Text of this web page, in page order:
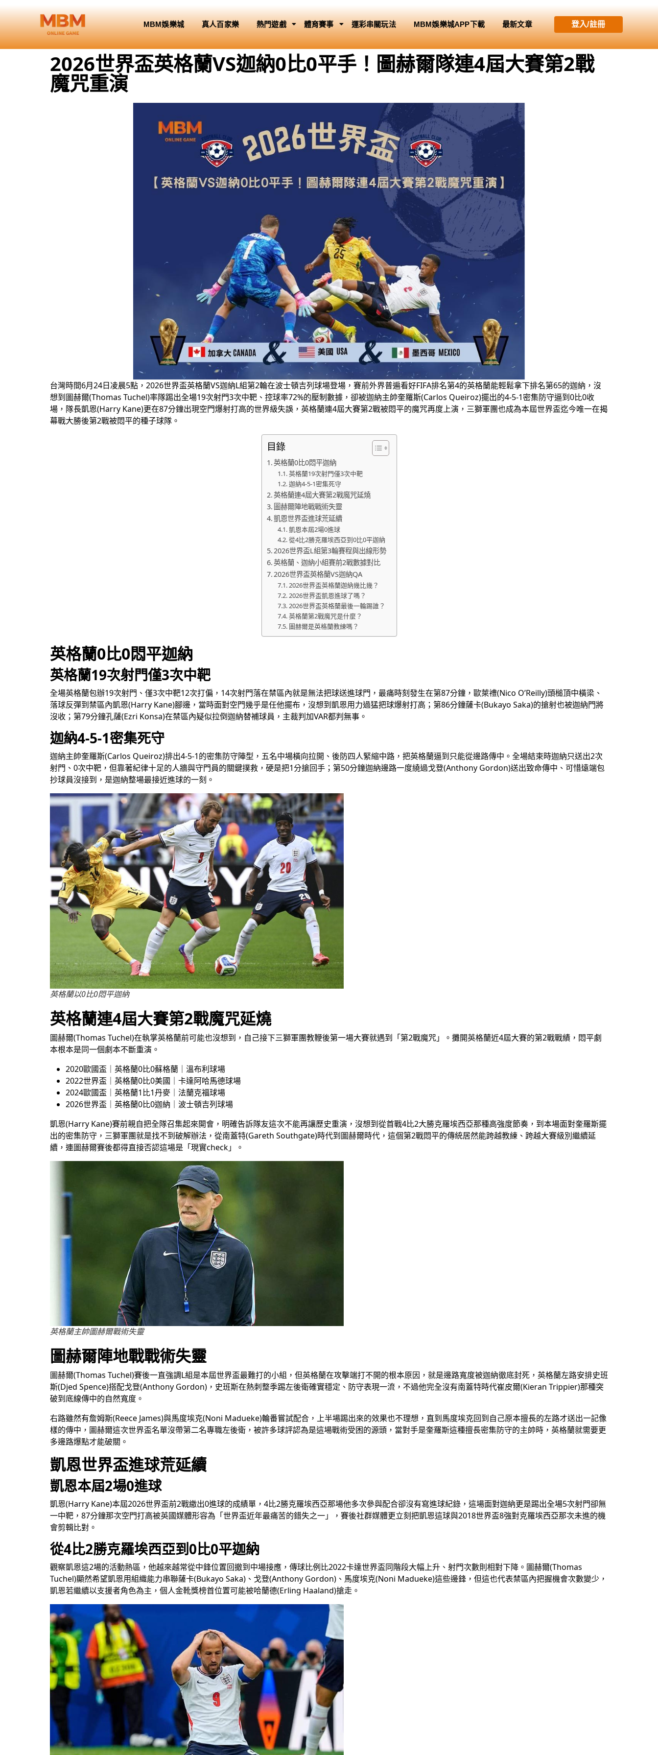
MBM娛樂城 真人百家樂 熱門遊戲 體育賽事 運彩串關玩法 MBM娛樂城APP下載 最新文章 登入/註冊
2026世界盃英格蘭VS迦納0比0平手！圖赫爾隊連4屆大賽第2戰
魔咒重演
台灣時間6月24日凌晨5點，2026世界盃英格蘭VS迦納L組第2輪在波士頓吉列球場登場，賽前外界普遍看好FIFA排名第4的英格蘭能輕鬆拿下排名第65的迦納，沒
想到圖赫爾(Thomas Tuchel)率隊踢出全場19次射門3次中靶、控球率72%的壓制數據，卻被迦納主帥奎羅斯(Carlos Queiroz)擺出的4-5-1密集防守逼到0比0收
場，隊長凱恩(Harry Kane)更在87分鐘出現空門爆射打高的世界級失誤，英格蘭連4屆大賽第2戰被悶平的魔咒再度上演，三獅軍團也成為本屆世界盃迄今唯一在揭
幕戰大勝後第2戰被悶平的種子球隊。
目錄
英格蘭0比0悶平迦納
英格蘭19次射門僅3次中靶
迦納4-5-1密集死守
英格蘭連4屆大賽第2戰魔咒延燒
圖赫爾陣地戰戰術失靈
凱恩世界盃進球荒延續
凱恩本屆2場0進球
從4比2勝克羅埃西亞到0比0平迦納
2026世界盃L組第3輪賽程與出線形勢
英格蘭、迦納小組賽前2戰數據對比
2026世界盃英格蘭VS迦納QA
2026世界盃英格蘭迦納幾比幾？
2026世界盃凱恩進球了嗎？
2026世界盃英格蘭最後一輪踢誰？
英格蘭第2戰魔咒是什麼？
圖赫爾是英格蘭教練嗎？
英格蘭0比0悶平迦納
英格蘭19次射門僅3次中靶
全場英格蘭包辦19次射門、僅3次中靶12次打偏，14次射門落在禁區內就是無法把球送進球門，最痛時刻發生在第87分鐘，歐萊禮(Nico O’Reilly)頭槌頂中橫梁、
落球反彈到禁區內凱恩(Harry Kane)腳邊，當時面對空門幾乎是任他擺布，沒想到凱恩用力過猛把球爆射打高；第86分鐘薩卡(Bukayo Saka)的搶射也被迦納門將
沒收；第79分鐘孔薩(Ezri Konsa)在禁區內疑似拉倒迦納替補球員，主裁判加VAR都判無事。
迦納4-5-1密集死守
迦納主帥奎羅斯(Carlos Queiroz)排出4-5-1的密集防守陣型，五名中場橫向拉開、後防四人緊縮中路，把英格蘭逼到只能從邊路傳中。全場結束時迦納只送出2次
射門、0次中靶，但靠著紀律十足的人牆與守門員的關鍵撲救，硬是把1分搶回手；第50分鐘迦納邊路一度繞過戈登(Anthony Gordon)送出致命傳中、可惜遠端包
抄球員沒接到，是迦納整場最接近進球的一刻。
英格蘭以0比0悶平迦納
英格蘭連4屆大賽第2戰魔咒延燒
圖赫爾(Thomas Tuchel)在執掌英格蘭前可能也沒想到，自己接下三獅軍團教鞭後第一場大賽就遇到「第2戰魔咒」。攤開英格蘭近4屆大賽的第2戰戰績，悶平劇
本根本是同一個劇本不斷重演。
2020歐國盃｜英格蘭0比0蘇格蘭｜溫布利球場
2022世界盃｜英格蘭0比0美國｜卡達阿哈馬德球場
2024歐國盃｜英格蘭1比1丹麥｜法蘭克福球場
2026世界盃｜英格蘭0比0迦納｜波士頓吉列球場
凱恩(Harry Kane)賽前親自把全隊召集起來開會，明確告訴隊友這次不能再讓歷史重演，沒想到從首戰4比2大勝克羅埃西亞那種高強度節奏，到本場面對奎羅斯擺
出的密集防守，三獅軍團就是找不到破解辦法，從南蓋特(Gareth Southgate)時代到圖赫爾時代，這個第2戰悶平的傳統居然能跨越教練、跨越大賽級別繼續延
續，連圖赫爾賽後都得直接否認這場是「現實check」。
英格蘭主帥圖赫爾戰術失靈
圖赫爾陣地戰戰術失靈
圖赫爾(Thomas Tuchel)賽後一直強調L組是本屆世界盃最難打的小組，但英格蘭在攻擊端打不開的根本原因，就是邊路寬度被迦納徹底封死，英格蘭左路安排史班
斯(Djed Spence)搭配戈登(Anthony Gordon)，史班斯在熱刺整季踢左後衛確實穩定、防守表現一流，不過他完全沒有南蓋特時代崔皮爾(Kieran Trippier)那種突
破到底線傳中的自然寬度。
右路雖然有詹姆斯(Reece James)與馬度埃克(Noni Madueke)輪番嘗試配合，上半場踢出來的效果也不理想，直到馬度埃克回到自己原本擅長的左路才送出一記像
樣的傳中，圖赫爾這次世界盃名單沒帶第二名專職左後衛，被許多球評認為是這場戰術受困的源頭，當對手是奎羅斯這種擅長密集防守的主帥時，英格蘭就需要更
多邊路爆點才能破關。
凱恩世界盃進球荒延續
凱恩本屆2場0進球
凱恩(Harry Kane)本屆2026世界盃前2戰繳出0進球的成績單，4比2勝克羅埃西亞那場他多次參與配合卻沒有寫進球紀錄，這場面對迦納更是踢出全場5次射門卻無
一中靶，87分鐘那次空門打高被英國媒體形容為「世界盃近年最痛苦的錯失之一」，賽後社群媒體更立刻把凱恩這球與2018世界盃8強對克羅埃西亞那次未進的機
會剪輯比對。
從4比2勝克羅埃西亞到0比0平迦納
觀察凱恩這2場的活動熱區，他越來越常從中鋒位置回撤到中場接應，傳球比例比2022卡達世界盃同階段大幅上升、射門次數則相對下降。圖赫爾(Thomas
Tuchel)顯然希望凱恩用組織能力串聯薩卡(Bukayo Saka)、戈登(Anthony Gordon)、馬度埃克(Noni Madueke)這些邊鋒，但這也代表禁區內把握機會次數變少，
凱恩若繼續以支援者角色為主，個人金靴獎榜首位置可能被哈蘭德(Erling Haaland)搶走。